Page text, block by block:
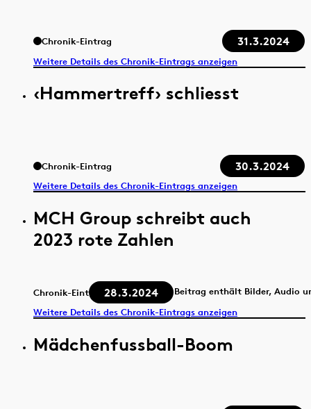
Chronik-Eintrag 31.3.2024
Weitere Details des Chronik-Eintrags anzeigen
‹Hammertreff› schliesst
Chronik-Eintrag 30.3.2024
Weitere Details des Chronik-Eintrags anzeigen
MCH Group schreibt auch
2023 rote Zahlen
Chronik-Eintrag 28.3.2024
Beitrag enthält Bilder, Audio
Weitere Details des Chronik-Eintrags anzeigen
Mädchenfussball-Boom